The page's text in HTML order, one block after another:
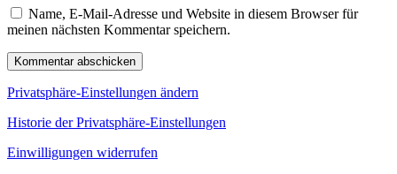
Name, E-Mail-Adresse und Website in diesem Browser für
meinen nächsten Kommentar speichern.
Privatsphäre-Einstellungen ändern
Historie der Privatsphäre-Einstellungen
Einwilligungen widerrufen